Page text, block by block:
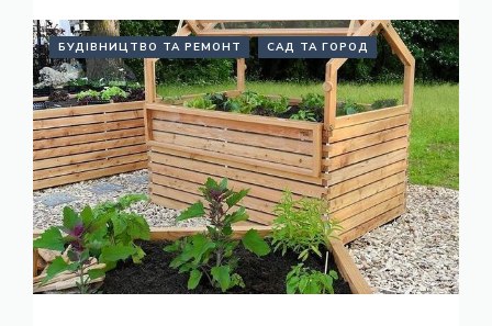
БУДІВНИЦТВО ТА РЕМОНТ САД ТА ГОРОД